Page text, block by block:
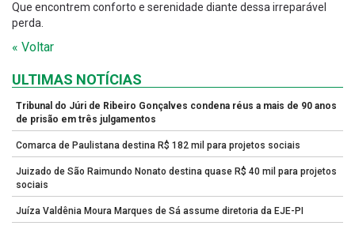
Que encontrem conforto e serenidade diante dessa irreparável
perda.
« Voltar
ULTIMAS NOTÍCIAS
Tribunal do Júri de Ribeiro Gonçalves condena réus a mais de 90 anos
de prisão em três julgamentos
Comarca de Paulistana destina R$ 182 mil para projetos sociais
Juizado de São Raimundo Nonato destina quase R$ 40 mil para projetos
sociais
Juíza Valdênia Moura Marques de Sá assume diretoria da EJE-PI